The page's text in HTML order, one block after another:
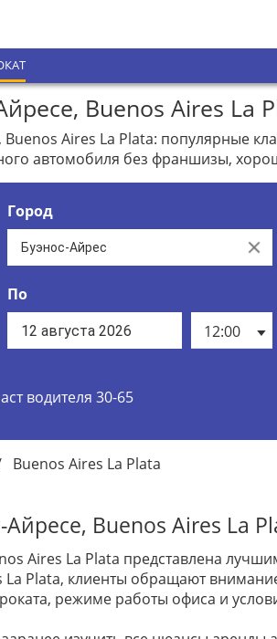
Buenos Aires La
Aires La Plata: популярные
автомобиля без франшизы,
Город
Clear
По
12:00
водителя 30-65
Buenos Aires La Plata
Buenos Aires La
Aires La Plata представлена
La Plata, клиенты обращают
режиме работы офиса и